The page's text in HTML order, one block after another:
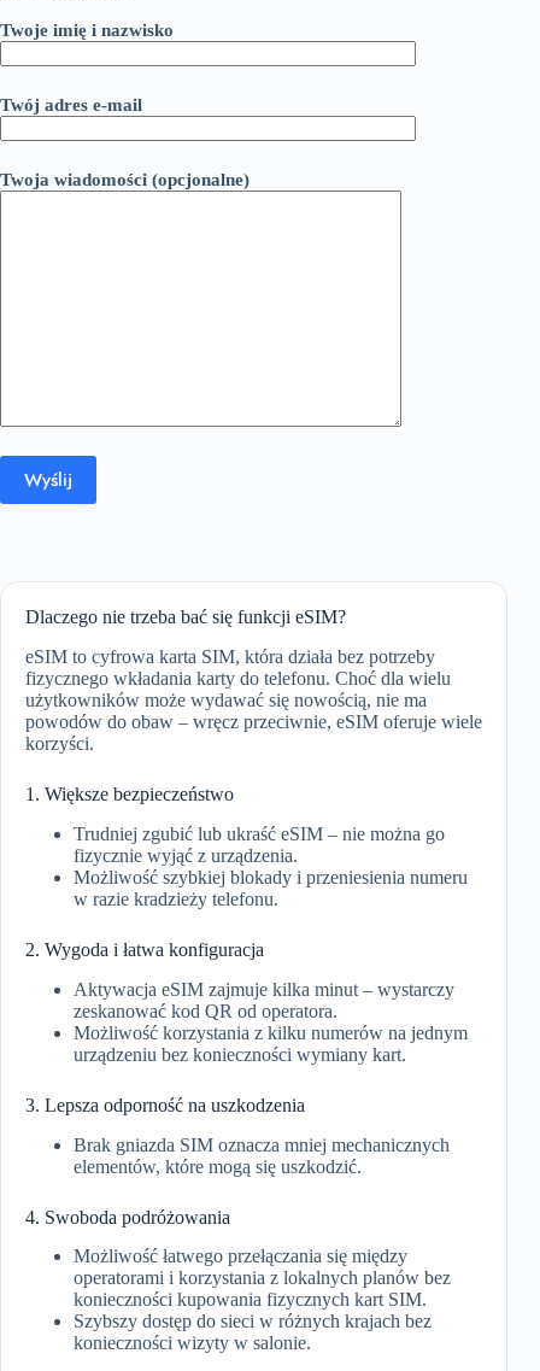
Twoje imię i nazwisko
Twój adres e-mail
Twoja wiadomości (opcjonalne)
Dlaczego nie trzeba bać się funkcji eSIM?
eSIM to cyfrowa karta SIM, która działa bez potrzeby
fizycznego wkładania karty do telefonu. Choć dla wielu
użytkowników może wydawać się nowością, nie ma
powodów do obaw – wręcz przeciwnie, eSIM oferuje wiele
korzyści.
1. Większe bezpieczeństwo
Trudniej zgubić lub ukraść eSIM – nie można go
fizycznie wyjąć z urządzenia.
Możliwość szybkiej blokady i przeniesienia numeru
w razie kradzieży telefonu.
2. Wygoda i łatwa konfiguracja
Aktywacja eSIM zajmuje kilka minut – wystarczy
zeskanować kod QR od operatora.
Możliwość korzystania z kilku numerów na jednym
urządzeniu bez konieczności wymiany kart.
3. Lepsza odporność na uszkodzenia
Brak gniazda SIM oznacza mniej mechanicznych
elementów, które mogą się uszkodzić.
4. Swoboda podróżowania
Możliwość łatwego przełączania się między
operatorami i korzystania z lokalnych planów bez
konieczności kupowania fizycznych kart SIM.
Szybszy dostęp do sieci w różnych krajach bez
konieczności wizyty w salonie.